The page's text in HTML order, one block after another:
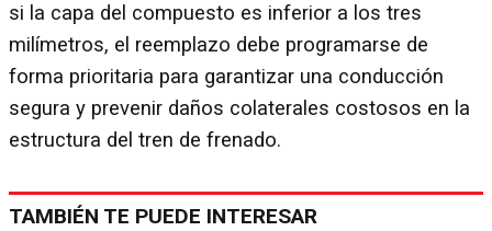
si la capa del compuesto es inferior a los tres
milímetros, el reemplazo debe programarse de
forma prioritaria para garantizar una conducción
segura y prevenir daños colaterales costosos en la
estructura del tren de frenado.
TAMBIÉN TE PUEDE INTERESAR